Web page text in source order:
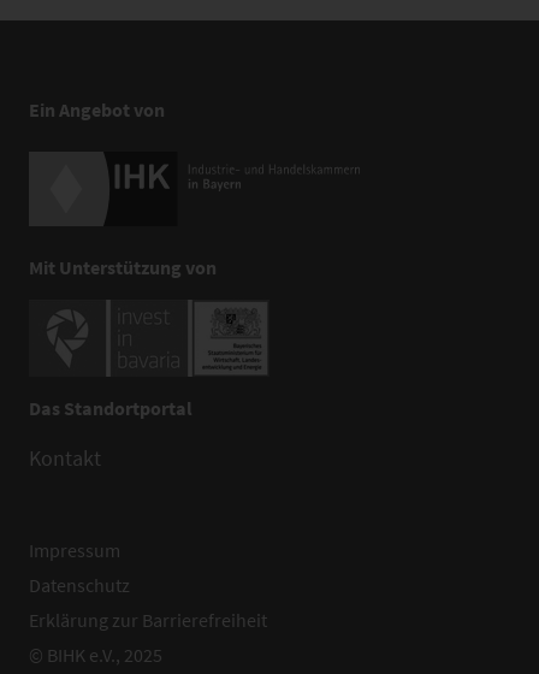
Ein Angebot von
Mit Unterstützung von
Das Standortportal
Kontakt
Impressum
Datenschutz
Erklärung zur Barrierefreiheit
© BIHK e.V., 2025